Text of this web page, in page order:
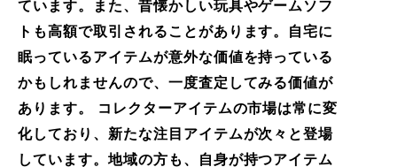
ています。また、昔懐かしい玩具やゲームソフ
トも高額で取引されることがあります。自宅に
眠っているアイテムが意外な価値を持っている
かもしれませんので、一度査定してみる価値が
あります。 コレクターアイテムの市場は常に変
化しており、新たな注目アイテムが次々と登場
しています。地域の方も、自身が持つアイテム